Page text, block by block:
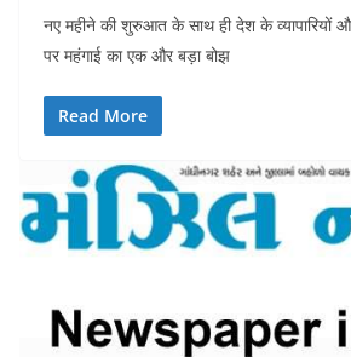
नए महीने की शुरुआत के साथ ही देश के व्यापारियों और
पर महंगाई का एक और बड़ा बोझ
Read More